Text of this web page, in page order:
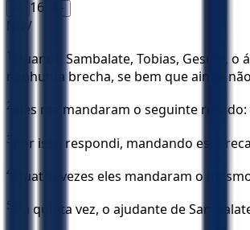
16 A+
NBV
1
Quando Sambalate, Tobias, Gesém,
nenhuma brecha, se bem que ainda
2 eles me mandaram o seguinte
3 por isso respondi, mandando este
4 Quatro vezes eles mandaram o
5 Da quinta vez, o ajudante de